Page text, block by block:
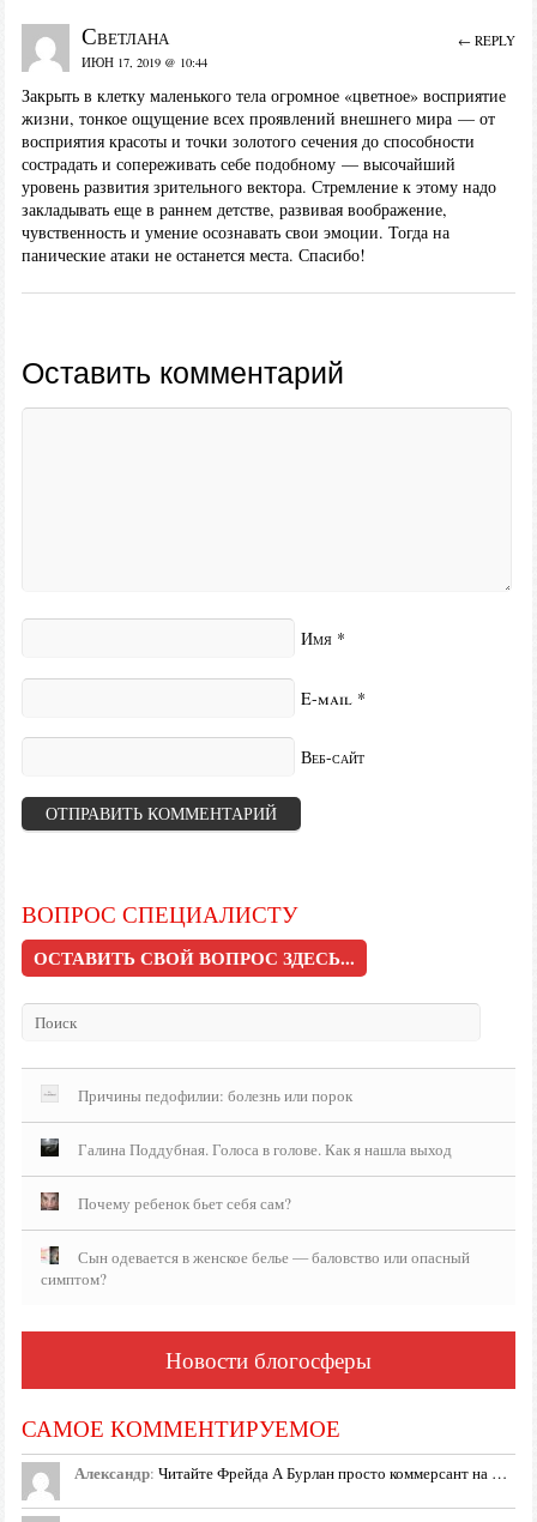
Светлана
ИЮН 17, 2019 @ 10:44
Закрыть в клетку маленького тела огромное «цветное» восприятие
жизни, тонкое ощущение всех проявлений внешнего мира — от
восприятия красоты и точки золотого сечения до способности
сострадать и сопереживать себе подобному — высочайший
уровень развития зрительного вектора. Стремление к этому надо
закладывать еще в раннем детстве, развивая воображение,
чувственность и умение осознавать свои эмоции. Тогда на
панические атаки не останется места. Спасибо!
← REPLY
Оставить комментарий
Имя *
E-mail *
Веб-сайт
ВОПРОС СПЕЦИАЛИСТУ
ОСТАВИТЬ СВОЙ ВОПРОС ЗДЕСЬ...
Причины педофилии: болезнь или порок
Галина Поддубная. Голоса в голове. Как я нашла выход
Почему ребенок бьет себя сам?
Сын одевается в женское белье — баловство или опасный
симптом?
Новости блогосферы
САМОЕ КОММЕНТИРУЕМОЕ
Александр: Читайте Фрейда А Бурлан просто коммерсант на …